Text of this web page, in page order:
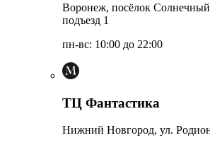
Воронеж, посёлок
подъезд 1
пн-вс: 10:00 до 22:00
ТЦ Фантастика
Нижний Новгород, ул.